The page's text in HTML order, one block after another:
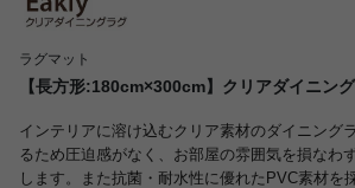
ラグマット
【長方形:180cm×300cm】クリアダイニン
インテリアに溶け込むクリア素材のダイニング
るため圧迫感がなく、お部屋の雰囲気を損なわ
します。また抗菌・耐水性に優れたPVC素材を